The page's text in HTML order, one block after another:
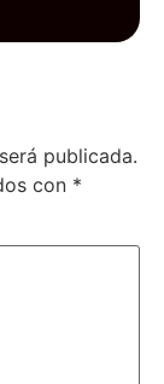
publicada.
con *